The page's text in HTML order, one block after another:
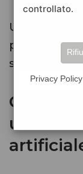
Uno
per
sempre
Crea
usando
controllato.
Privacy Policy